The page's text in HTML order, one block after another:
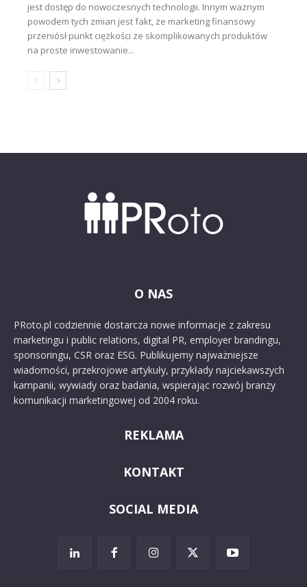
jest dostęp do nowoczesnych technologii. Innym ważnym
powodem tych zmian jest fakt, że marketing finansowy
przeniósł punkt ciężkości ze skomplikowanych produktów
na proste inwestowanie...
O NAS
PRoto.pl codziennie dostarcza nowe informacje z zakresu
marketingu i public relations, digital PR, employer brandingu,
sponsoringu, CSR oraz ESG. Publikujemy najważniejsze
wiadomości, przekrojowe artykuły, przykłady najciekawszych
kampanii, wywiady oraz badania, wspierając rozwój branży
komunikacji marketingowej od 2004 roku.
REKLAMA
KONTAKT
SOCIAL MEDIA